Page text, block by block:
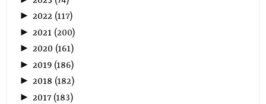
►2022 (117)
► 2021 (200)
►2020 (161)
► 2019 (186)
►2018 (182)
► 2017(183)